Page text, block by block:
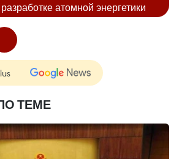
атомной энергетики
ТЕМЕ